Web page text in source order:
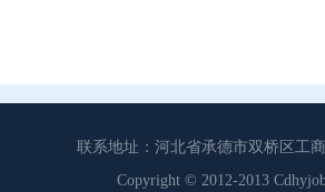
联系地址：河北省承德市双桥区工
Copyright © 2012-2013